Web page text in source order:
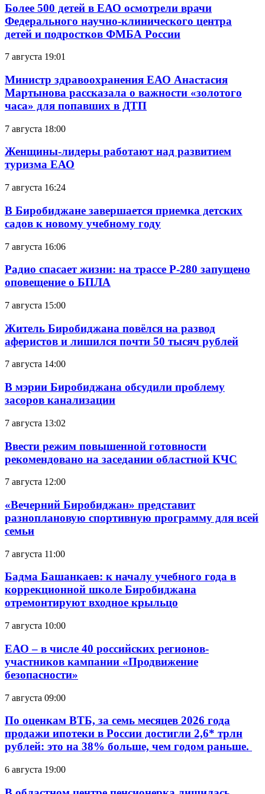
Более 500 детей в ЕАО осмотрели врачи
Федерального научно-клинического центра
детей и подростков ФМБА России
7 августа 19:01
Министр здравоохранения ЕАО Анастасия
Мартынова рассказала о важности «золотого
часа» для попавших в ДТП
7 августа 18:00
Женщины-лидеры работают над развитием
туризма ЕАО
7 августа 16:24
В Биробиджане завершается приемка детских
садов к новому учебному году
7 августа 16:06
Радио спасает жизни: на трассе Р-280 запущено
оповещение о БПЛА
7 августа 15:00
Житель Биробиджана повёлся на развод
аферистов и лишился почти 50 тысяч рублей
7 августа 14:00
В мэрии Биробиджана обсудили проблему
засоров канализации
7 августа 13:02
Ввести режим повышенной готовности
рекомендовано на заседании областной КЧС
7 августа 12:00
«Вечерний Биробиджан» представит
разноплановую спортивную программу для всей
семьи
7 августа 11:00
Бадма Башанкаев: к началу учебного года в
коррекционной школе Биробиджана
отремонтируют входное крыльцо
7 августа 10:00
ЕАО – в числе 40 российских регионов-
участников кампании «Продвижение
безопасности»
7 августа 09:00
По оценкам ВТБ, за семь месяцев 2026 года
продажи ипотеки в России достигли 2,6* трлн
рублей: это на 38% больше, чем годом раньше.
6 августа 19:00